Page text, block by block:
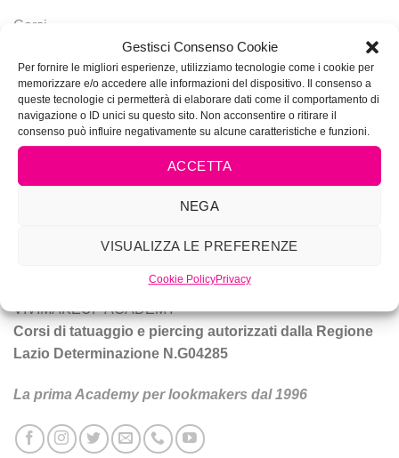
Gestisci Consenso Cookie
Per fornire le migliori esperienze, utilizziamo tecnologie come i cookie per
memorizzare e/o accedere alle informazioni del dispositivo. Il consenso a
queste tecnologie ci permetterà di elaborare dati come il comportamento di
navigazione o ID unici su questo sito. Non acconsentire o ritirare il
consenso può influire negativamente su alcune caratteristiche e funzioni.
ACCETTA
NEGA
VISUALIZZA LE PREFERENZE
Cookie PolicyPrivacy
Corsi
Vivi Make Up è corsi di make-up, trucco sposa, tatuaggio e
Tecniche e prodotti per ottenere un trucco da star.
VIVIMAKEUP ACADEMY
Corsi di tatuaggio e piercing autorizzati dalla Regione
Lazio Determinazione N.G04285
La prima Academy per lookmakers dal 1996